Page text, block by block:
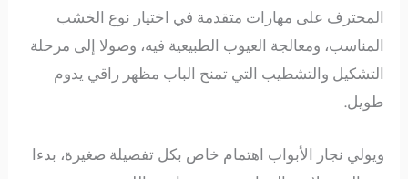
المحترف على مهارات متقدمة في اختيار نوع الخشب
المناسب، ومعالجة العيوب الطبيعية فيه، وصولا إلى مرحلة
التشكيل والتشطيب التي تمنح الباب مظهر راقي يدوم
طويل.
ويولي نجار الأبواب اهتمام خاص بكل تفصيلة صغيرة، بدءا